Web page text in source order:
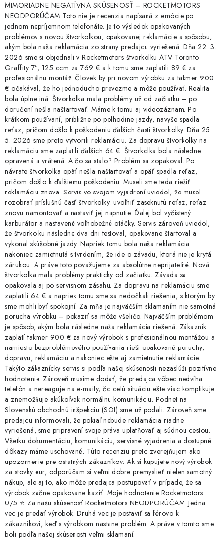
MIMORIADNE NEGATÍVNA SKÚSENOSŤ – ROCKETMOTORS
NEODPORÚČAM Toto nie je recenzia napísaná z emócie po
jednom nepríjemnom telefonáte. Je to výsledok opakovaných
problémov s novou štvorkolkou, opakovanej reklamácie a spôsobu,
akým bola naša reklamácia zo strany predajcu vyriešená. Dňa 22. 3.
2026 sme si objednali v Rocketmotors štvorkolku ATV Toronto
Graffity 7”, 125 ccm za 769 € a k tomu sme zaplatili 89 € za
profesionálnu montáž. Človek by pri novom výrobku za takmer 900
€ očakával, že ho jednoducho prevezme a môže používať. Realita
bola úplne iná. Štvorkolka mala problémy už od začiatku – po
doručení nešla naštartovať. Máme k tomu aj videozáznam. Po
krátkom používaní, približne po polhodine jazdy, navyše spadla
reťaz, pričom došlo k poškodeniu ďalších častí štvorkolky. Dňa 25.
5. 2026 sme preto vytvorili reklamáciu. Za dopravu štvorkolky na
reklamáciu sme zaplatili ďalších 64 €. Štvorkolka bola následne
opravená a vrátená. A čo sa stalo? Problém sa zopakoval. Po
návrate štvorkolka opäť nešla naštartovať a opäť spadla reťaz,
pričom došlo k ďalšiemu poškodeniu. Museli sme teda riešiť
reklamáciu znova. Servis vo svojom vyjadrení uviedol, že musel
rozobrať príslušnú časť štvorkolky, uvoľniť zaseknutú reťaz, reťaz
znovu namontovať a nastaviť jej napnutie. Ďalej bol vyčistený
karburátor a nastavené voľnobežné otáčky. Servis zároveň uviedol,
že štvorkolku následne dva dni testoval, opakovane štartoval a
vykonal skúšobné jazdy. Napriek tomu bola naša reklamácia
nakoniec zamietnutá s tvrdením, že ide o závadu, ktorá nie je krytá
zárukou. A práve toto považujeme za absolútne neprijateľné. Nová
štvorkolka mala problémy prakticky od začiatku. Závada sa
opakovala aj po servisnom zásahu. Za dopravu na reklamáciu sme
zaplatili 64 € a napriek tomu sme sa nedočkali riešenia, s ktorým by
sme mohli byť spokojní. Za mňa je najväčším sklamaním nie samotná
porucha výrobku – pokaziť sa môže všeličo. Najväčším problémom
je spôsob, akým bola následne naša reklamácia riešená. Zákazník
zaplatí takmer 900 € za nový výrobok s profesionálnou montážou a
namiesto bezproblémového používania rieši opakované poruchy,
dopravu, reklamáciu a nakoniec ešte aj zamietnutie reklamácie.
Takýto zákaznícky servis si podľa našej skúsenosti nezaslúži pozitívne
hodnotenie. Zároveň musíme dodať, že predajca vôbec nedvíha
telefón a nereaguje na e-maily, čo celú situáciu ešte viac komplikuje
a znemožňuje akúkoľvek normálnu komunikáciu. Podnet na
Slovenskú obchodnú inšpekciu (SOI) sme už podali. Zároveň sme
predajcu informovali, že pokiaľ nebude reklamácia riadne
vyriešená, sme pripravení svoje práva uplatňovať aj súdnou cestou.
Všetku dokumentáciu, komunikáciu, servisné vyjadrenia a dostupné
dôkazy máme uschované. Túto recenziu preto zverejňujem ako
upozornenie pre ostatných zákazníkov: Ak si kupujete nový výrobok
za stovky eur, odporúčam si veľmi dobre premyslieť nielen samotný
nákup, ale aj to, ako môže predajca postupovať v prípade, že sa
výrobok začne opakovane kaziť. Moje hodnotenie Rocketmotors:
0/5 ⭐ Za našu skúsenosť Rocketmotors NEODPORÚČAM. Jedna
vec je predať výrobok. Druhá vec je postaviť sa férovo k
zákazníkovi, keď s výrobkom nastane problém. A práve v tomto sme
boli podľa našej skúsenosti veľmi sklamaní.